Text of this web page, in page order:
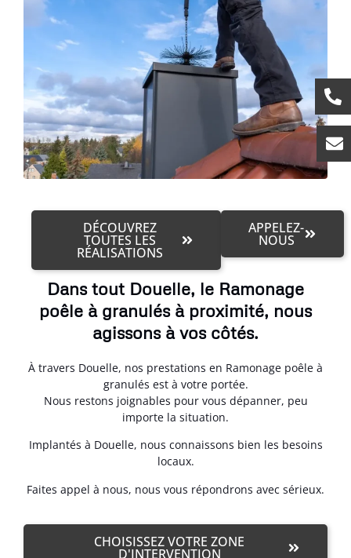
DÉCOUVREZ
TOUTES LES
RÉALISATIONS
APPELEZ-
NOUS
Dans tout Douelle, le Ramonage
poêle à granulés à proximité, nous
agissons à vos côtés.
À travers Douelle, nos prestations en Ramonage poêle à
granulés est à votre portée.
Nous restons joignables pour vous dépanner, peu
importe la situation.
Implantés à Douelle, nous connaissons bien les besoins
locaux.
Faites appel à nous, nous vous répondrons avec sérieux.
CHOISISSEZ VOTRE ZONE
D'INTERVENTION